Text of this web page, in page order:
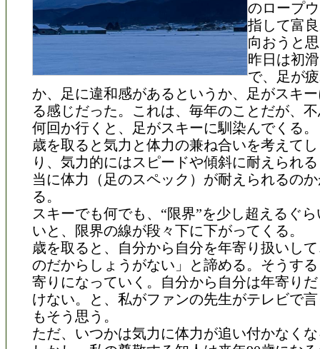
のロープ
指して富
向おうと
昨日は初
で、足が
か、足に違和感があるというか、足がスキ
る感じだった。これは、毎年のことだが、
何回か行くと、足がスキーに馴染んでくる。
歳を取ると気力と体力の兼ね合いを考えて
り、気力的にはスピードや傾斜に耐えられ
当に体力（足のスペック）が耐えられるの
る。
スキーでも何でも、“限界”を少し超えるぐ
いと、限界の線が段々下に下がってくる。
歳を取ると、自分から自分を年寄り扱いし
のだからしょうがない」と諦める。そうす
寄りになっていく。自分から自分は年寄り
けない。と、私がファンの先生がテレビで
もそう思う。
ただ、いつかは気力に体力が追い付かなく